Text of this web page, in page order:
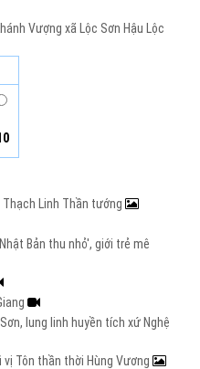
Vượng xã Lộc Sơn Hậu Lộc
Linh Thần tướng
Bản thu nhỏ', giới trẻ mê
lung linh huyền tích xứ Nghệ
Tôn thần thời Hùng Vương